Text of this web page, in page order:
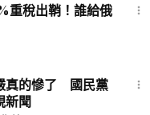
重稅出鞘！誰給俄
真的慘了 國民黨
新聞